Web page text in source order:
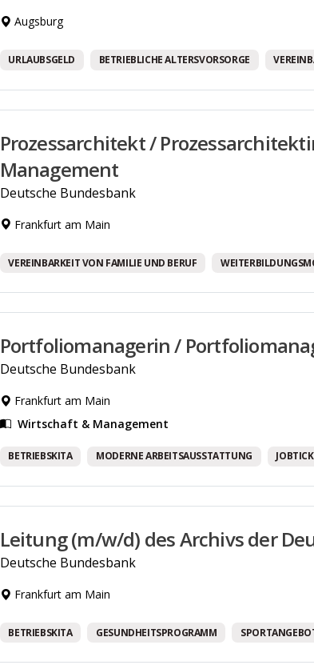
Augsburg
URLAUBSGELD BETRIEBLICHE ALTERSVORSORGE
Prozessarchitekt /
Management
Deutsche Bundesbank
Frankfurt am Main
VEREINBARKEIT VON FAMILIE UND BERUF
Portfoliomanagerin /
Deutsche Bundesbank
Frankfurt am Main
Wirtschaft & Management
BETRIEBSKITA MODERNE ARBEITSAUSSTATTUNG
Leitung (m/w/d) des Archivs der
Deutsche Bundesbank
Frankfurt am Main
BETRIEBSKITA GESUNDHEITSPROGRAMM